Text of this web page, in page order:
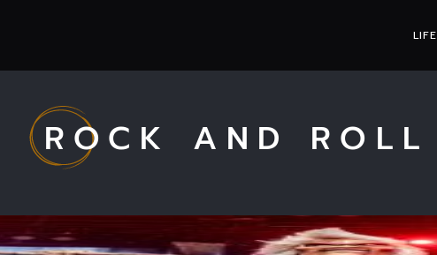
LIFE
ROCK AND ROLL